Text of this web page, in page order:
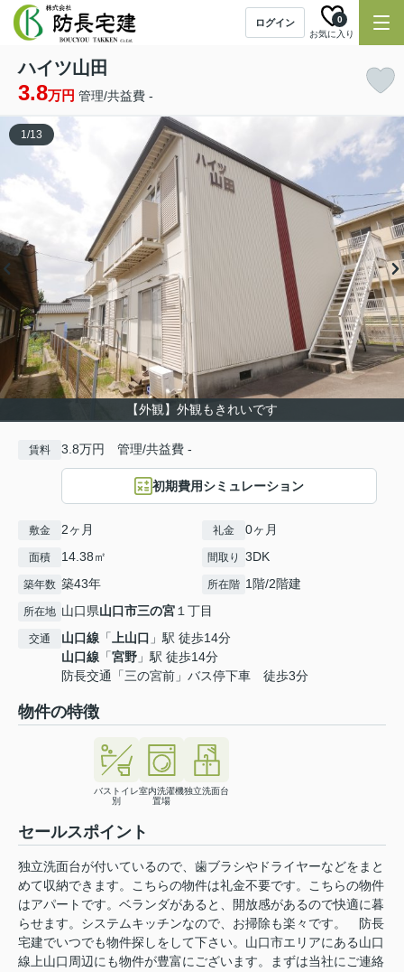
ログイン
お気に入り
0
ハイツ山田
3.8万円 管理/共益費 -
【外観】外観もきれいです
1/13
賃料 3.8万円 管理/共益費 -
初期費用シミュレーション
敷金 2ヶ月 礼金 0ヶ月
面積 14.38㎡ 間取り 3DK
築年数 築43年 所在階 1階/2階建
所在地 山口県山口市三の宮１丁目
交通 山口線 「上山口 」駅 徒歩14分
山口線 「宮野 」駅 徒歩14分
防長交通「三の宮前」バス停下車 徒歩3分
物件の特徴
バストイレ
別
室内洗濯機
置場
独立洗面台
セールスポイント
独立洗面台が付いているので、歯ブラシやドライヤーなどをまと
めて収納できます。こちらの物件は礼金不要です。こちらの物件
はアパートです。ベランダがあると、開放感があるので快適に暮
らせます。システムキッチンなので、お掃除も楽々です。 防長
宅建でいつでも物件探しをして下さい。山口市エリアにある山口
線上山口周辺にも物件が豊富にございます。まずは当社にご連絡